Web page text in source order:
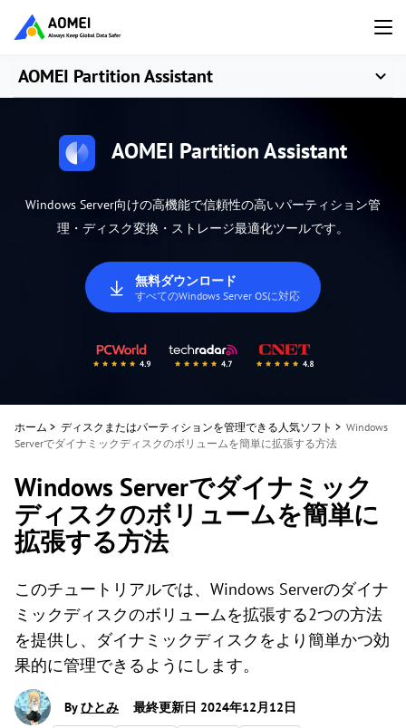
AOMEI Partition Assistant
AOMEI Partition Assistant
Windows Server向けの高機能で信頼性の高いパーティション管
理・ディスク変換・ストレージ最適化ツールです。
無料ダウンロード
すべてのWindows Server OSに対応
ホーム > ディスクまたはパーティションを管理できる人気ソフト > Windows
Serverでダイナミックディスクのボリュームを簡単に拡張する方法
Windows Serverでダイナミック
ディスクのボリュームを簡単に
拡張する方法
このチュートリアルでは、Windows Serverのダイナ
ミックディスクのボリュームを拡張する2つの方法
を提供し、ダイナミックディスクをより簡単かつ効
果的に管理できるようにします。
Byひとみ
最終更新日 2024年12月12日